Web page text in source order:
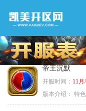
帝王沉默
开服时间： 11月
版本介绍： 特色